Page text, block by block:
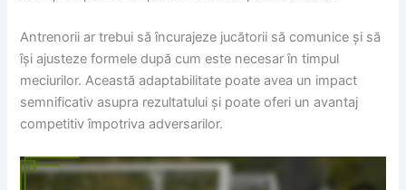
Antrenorii ar trebui să încurajeze jucătorii să comunice și să
își ajusteze formele după cum este necesar în timpul
meciurilor. Această adaptabilitate poate avea un impact
semnificativ asupra rezultatului și poate oferi un avantaj
competitiv împotriva adversarilor.